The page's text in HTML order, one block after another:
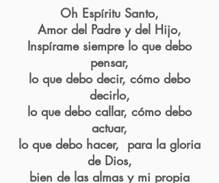
Oh Espíritu Santo,
Amor del Padre y del Hijo,
Inspírame siempre lo que debo
pensar,
lo que debo decir, cómo debo
decirlo,
lo que debo callar, cómo debo
actuar,
lo que debo hacer, para la gloria
de Dios,
bien de las almas y mi propia